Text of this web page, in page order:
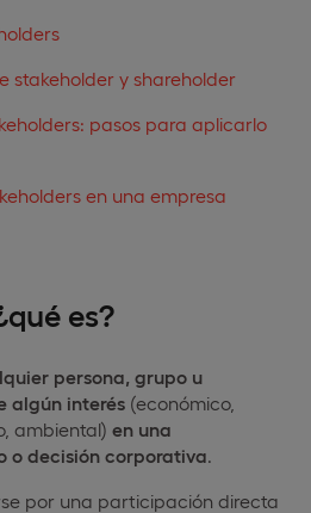
stakeholder y shareholder
pasos para aplicarlo
en una empresa
es?
persona, grupo u
algún interés (económico,
ambiental) en una
o decisión corporativa
por una participación directa